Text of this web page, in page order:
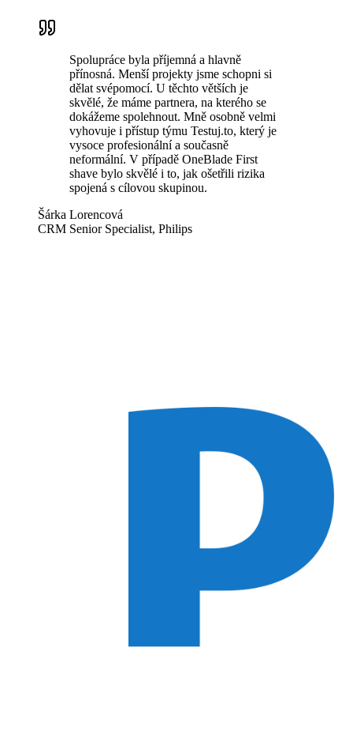
Spolupráce byla příjemná a hlavně
přínosná. Menší projekty jsme schopni si
dělat svépomocí. U těchto větších je
skvělé, že máme partnera, na kterého se
dokážeme spolehnout. Mně osobně velmi
vyhovuje i přístup týmu Testuj.to, který je
vysoce profesionální a současně
neformální. V případě OneBlade First
shave bylo skvělé i to, jak ošetřili rizika
spojená s cílovou skupinou.
Šárka Lorencová
CRM Senior Specialist, Philips